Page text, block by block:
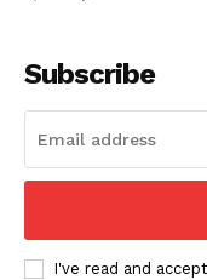
Subscribe
I've read and